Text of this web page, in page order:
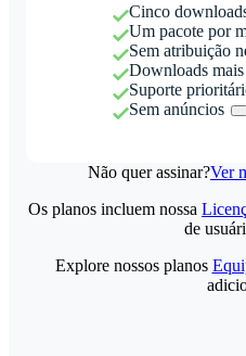
Cinco
Um pacote por
Sem atribuição
Downloads
Suporte
Sem anúncios
Não quer assinar?Ver
Os planos incluem nossa
de
Explore nossos planos